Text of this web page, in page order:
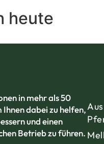
heute
in mehr als 50
dabei zu helfen,
und einen
Betrieb zu führen.